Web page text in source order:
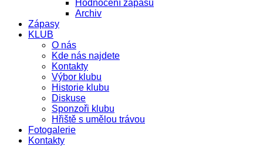
Hodnocení zápasů
Archiv
Zápasy
KLUB
O nás
Kde nás najdete
Kontakty
Výbor klubu
Historie klubu
Diskuse
Sponzoři klubu
Hřiště s umělou trávou
Fotogalerie
Kontakty